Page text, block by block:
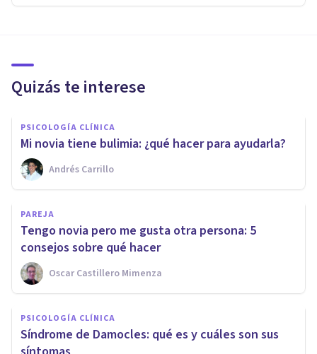
Quizás te interese
PSICOLOGÍA CLÍNICA
Mi novia tiene bulimia: ¿qué hacer para ayudarla?
Andrés Carrillo
PAREJA
Tengo novia pero me gusta otra persona: 5
consejos sobre qué hacer
Oscar Castillero Mimenza
PSICOLOGÍA CLÍNICA
Síndrome de Damocles: qué es y cuáles son sus